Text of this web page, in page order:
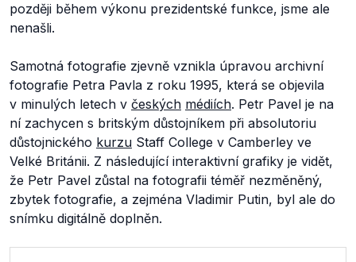
později během výkonu prezidentské funkce, jsme ale
nenašli.
Samotná fotografie zjevně vznikla úpravou archivní
fotografie Petra Pavla z roku 1995, která se objevila
v minulých letech v českých médiích. Petr Pavel je na
ní zachycen s britským důstojníkem při absolutoriu
důstojnického kurzu Staff College v Camberley ve
Velké Británii. Z následující interaktivní grafiky je vidět,
že Petr Pavel zůstal na fotografii téměř nezměněný,
zbytek fotografie, a zejména Vladimir Putin, byl ale do
snímku digitálně doplněn.